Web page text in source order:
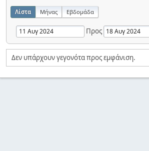
Λίστα Μήνας Εβδομάδα
Προς
Δεν υπάρχουν γεγονότα προς εμφάνιση.